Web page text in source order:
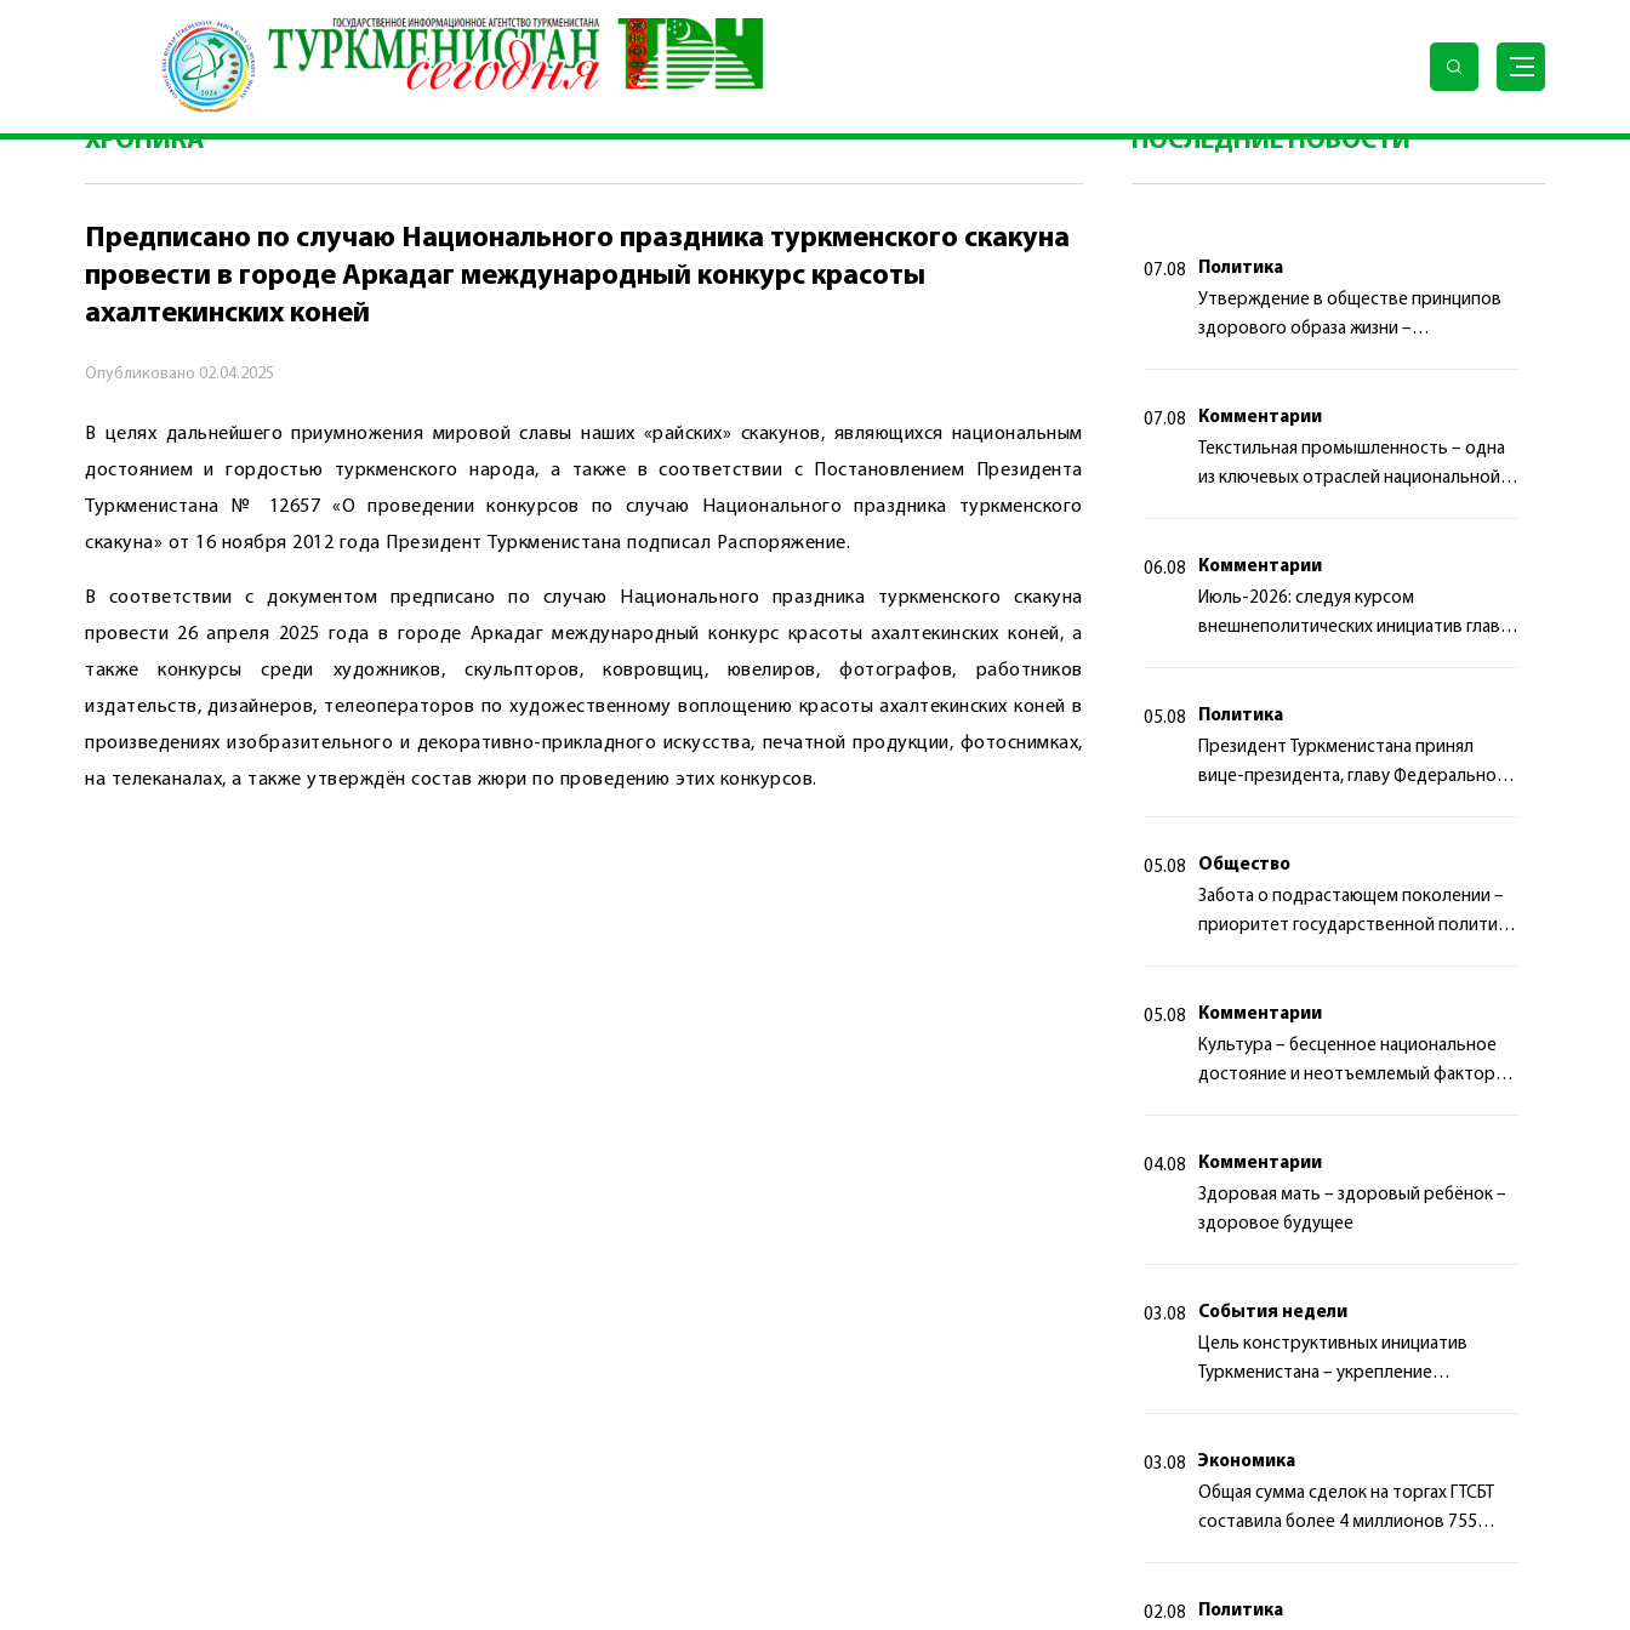
\ Хроника \
Предписано по случаю Национального праздника туркменского скакуна провести в городе Аркадаг международный конкурс красоты
ахалтекинских коней
ХРОНИКА
Предписано по случаю Национального праздника туркменского скакуна
провести в городе Аркадаг международный конкурс красоты
ахалтекинских коней
Опубликовано 02.04.2025
В целях дальнейшего приумножения мировой славы наших «райских» скакунов, являющихся национальным
достоянием и гордостью туркменского народа, а также в соответствии с Постановлением Президента
Туркменистана № 12657 «О проведении конкурсов по случаю Национального праздника туркменского
скакуна» от 16 ноября 2012 года Президент Туркменистана подписал Распоряжение.
В соответствии с документом предписано по случаю Национального праздника туркменского скакуна
провести 26 апреля 2025 года в городе Аркадаг международный конкурс красоты ахалтекинских коней, а
также конкурсы среди художников, скульпторов, ковровщиц, ювелиров, фотографов, работников
издательств, дизайнеров, телеоператоров по художественному воплощению красоты ахалтекинских коней в
произведениях изобразительного и декоративно-прикладного искусства, печатной продукции, фотоснимках,
на телеканалах, а также утверждён состав жюри по проведению этих конкурсов.
ПОСЛЕДНИЕ НОВОСТИ
07.08
Политика
Утверждение в обществе принципов
здорового образа жизни –
07.08
Комментарии
Текстильная промышленность – одна
из ключевых отраслей национальной
06.08
Комментарии
Июль-2026: следуя курсом
внешнеполитических инициатив главы
05.08
Политика
Президент Туркменистана принял
вице-президента, главу Федерального
05.08
Общество
Забота о подрастающем поколении –
приоритет государственной политики
05.08
Комментарии
Культура – бесценное национальное
достояние и неотъемлемый фактор
04.08
Комментарии
Здоровая мать – здоровый ребёнок –
здоровое будущее
03.08
События недели
Цель конструктивных инициатив
Туркменистана – укрепление
03.08
Экономика
Общая сумма сделок на торгах ГТСБТ
составила более 4 миллионов 755
02.08 Политика